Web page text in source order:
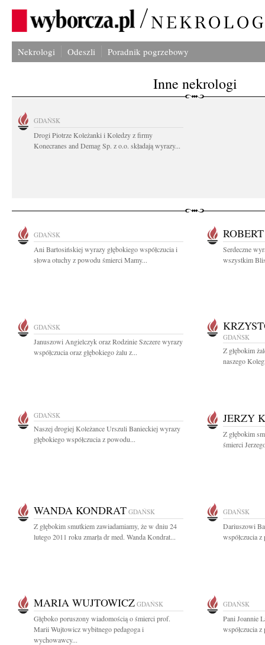
Nekrologi Odeszli Poradnik pogrzebowy
Inne nekrologi
GDAŃSK
Drogi Piotrze Koleżanki i Koledzy z firmy
Konecranes and Demag Sp. z o.o. składają wyrazy...
GDAŃSK
Ani Bartosińskiej wyrazy głębokiego współczucia i
słowa otuchy z powodu śmierci Mamy...
Serdeczne
wszystkim
GDAŃSK
Januszowi Angielczyk oraz Rodzinie Szczere wyrazy
współczucia oraz głębokiego żalu z...
GDAŃSK
Z głębokim
naszego
GDAŃSK
Naszej drogiej Koleżance Urszuli Banieckiej wyrazy
głębokiego współczucia z powodu...
JERZY
Z głębokim
śmierci
WANDA KONDRAT GDAŃSK
Z głębokim smutkiem zawiadamiamy, że w dniu 24
lutego 2011 roku zmarła dr med. Wanda Kondrat...
GDAŃSK
Dariuszowi
współczucia
MARIA WUJTOWICZ GDAŃSK
Głęboko poruszony wiadomością o śmierci prof.
Marii Wujtowicz wybitnego pedagoga i
wychowawcy...
GDAŃSK
Pani Joannie
współczucia